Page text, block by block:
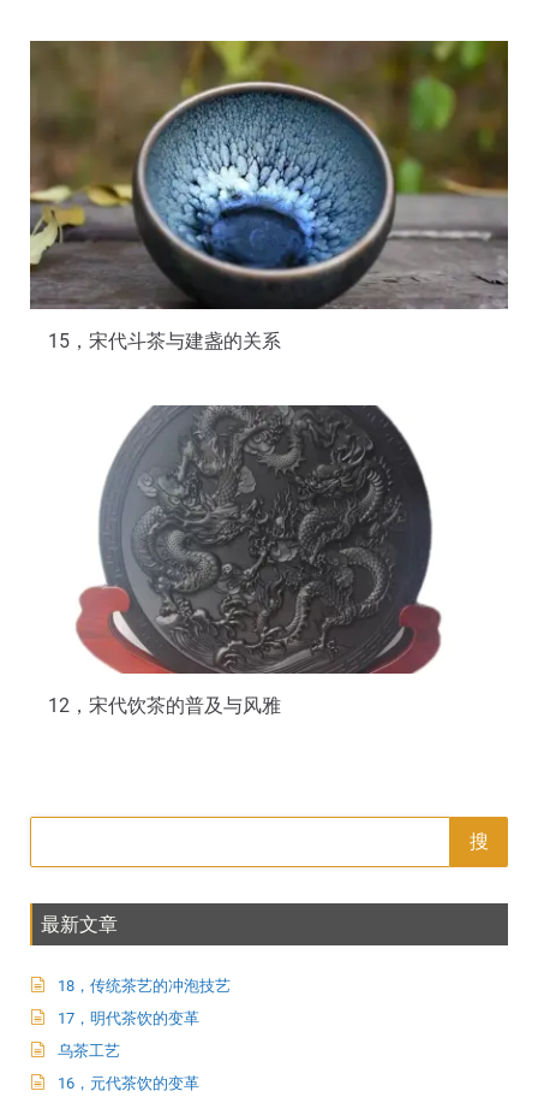
15，宋代斗茶与建盏的关系
12，宋代饮茶的普及与风雅
搜
最新文章
18，传统茶艺的冲泡技艺
17，明代茶饮的变革
乌茶工艺
16，元代茶饮的变革